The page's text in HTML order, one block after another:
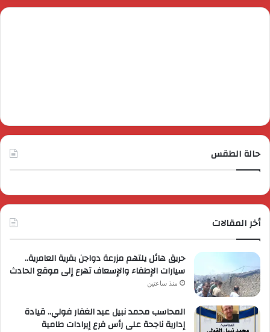
حالة الطقس
أخر المقالات
حريق هائل يلتهم مزرعة دواجن بقرية العامرية..
سيارات الإطفاء والإسعاف تهرع إلى موقع الحادث
منذ ساعتين
المحاسب محمد نبيل عبد الغفار فولي.. قيادة
إدارية ناجحة على رأس فرع إيرادات طامية